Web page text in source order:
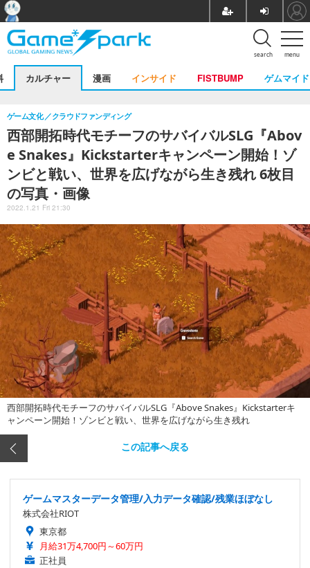
menu
search
カルチャー 漫画 インサイド FISTBUMP ゲムマイド
西部開拓時代モチーフのサバイバルSLG『Abov
e Snakes』Kickstarterキャンペーン開始！ゾ
ンビと戦い、世界を広げながら生き残れ 6枚目
の写真・画像
ゲーム文化 クラウドファンディング
2022.1.21 Fri 21:30
西部開拓時代モチーフのサバイバルSLG『Above Snakes』Kickstarterキ
ャンペーン開始！ゾンビと戦い、世界を広げながら生き残れ
この記事へ戻る
ゲームマスターデータ管理/入力データ確認/残業ほぼなし
株式会社RIOT
東京都
月給31万4,700円～60万円
正社員